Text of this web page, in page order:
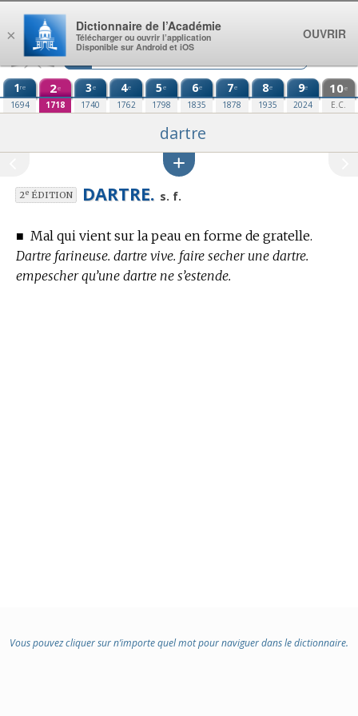
Aller au contenu
1re
1694
2e
1718
3e
1740
4e
1762
5e
1798
6e
1835
7e
1878
8e
1935
9e
2024
10e
E.C.
dartre
2eÉDITION DARTRE. s. f.
■ Mal qui vient sur la peau en forme de gratelle.
Dartre farineuse. dartre vive. faire secher une dartre.
empescher qu’une dartre ne s’estende.
Vous pouvez cliquer sur n’importe quel mot pour naviguer dans le dictionnaire.
×
Dictionnaire de l’Académie
Télécharger ou ouvrir l’application
Disponible sur Android et iOS
OUVRIR